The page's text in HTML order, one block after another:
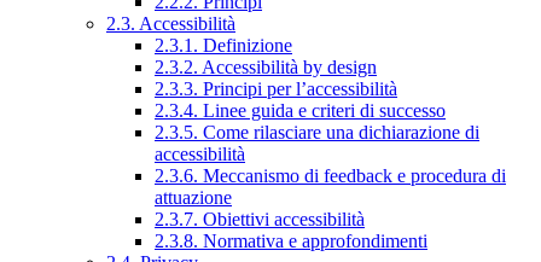
2.3. Accessibilità
2.3.1. Definizione
2.3.2. Accessibilità by design
2.3.3. Principi per l’accessibilità
2.3.4. Linee guida e criteri di successo
2.3.5. Come rilasciare una dichiarazione di
accessibilità
2.3.6. Meccanismo di feedback e procedura di
attuazione
2.3.7. Obiettivi accessibilità
2.3.8. Normativa e approfondimenti